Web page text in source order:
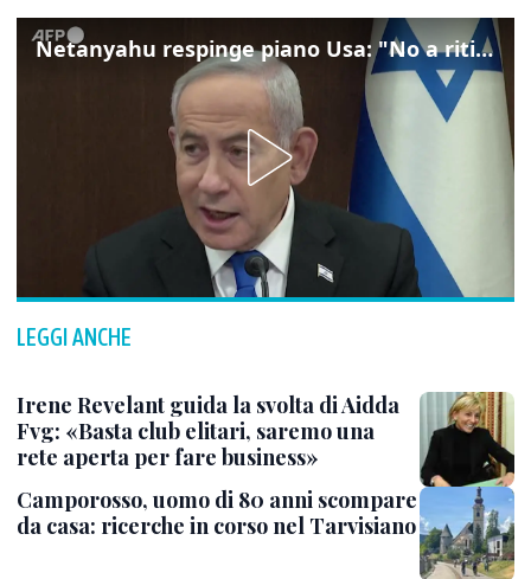
Netanyahu respinge piano Usa: "No a ritiro Idf senza disarmo Hamas"
LEGGI ANCHE
Irene Revelant guida la svolta di Aidda
Fvg: «Basta club elitari, saremo una
rete aperta per fare business»
Camporosso, uomo di 80 anni scompare
da casa: ricerche in corso nel Tarvisiano